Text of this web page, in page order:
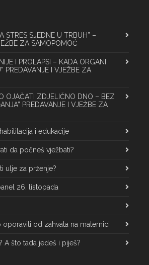
STRES SJEDNE U TRBUH” –
ZA SAMOPOMOĆ
I PROLAPSI – KADA ORGANI
PREDAVANJE I VJEŽBE ZA
OJAČATI ZDJELIČNO DNO – BEZ
PREDAVANJE I VJEŽBE ZA
i edukacije
da počneš vježbati?
ulje za prženje?
26. listopada
oporaviti od zahvata na maternici
A što tada jedeš i piješ?